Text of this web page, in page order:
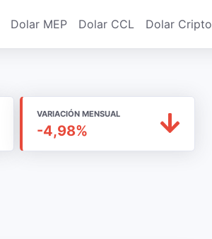
Dolar MEP Dolar CCL Dolar Cripto
VARIACIÓN MENSUAL
-4,98%